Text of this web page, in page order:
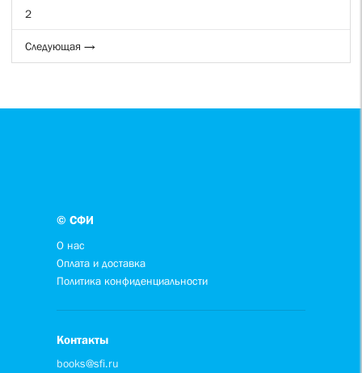
2
Следующая →
© СФИ
О нас
Оплата и доставка
Политика конфиденциальности
Контакты
books@sfi.ru